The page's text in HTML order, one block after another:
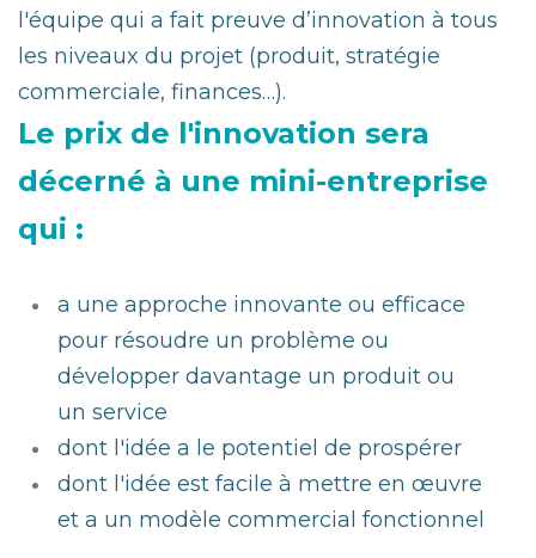
l'équipe qui a fait preuve d’innovation à tous
les niveaux du projet (produit, stratégie
commerciale, finances…).
Le prix de l'innovation sera
décerné à une mini-entreprise
qui :
a une approche innovante ou efficace
pour résoudre un problème ou
développer davantage un produit ou
un service
dont l'idée a le potentiel de prospérer
dont l'idée est facile à mettre en œuvre
et a un modèle commercial fonctionnel